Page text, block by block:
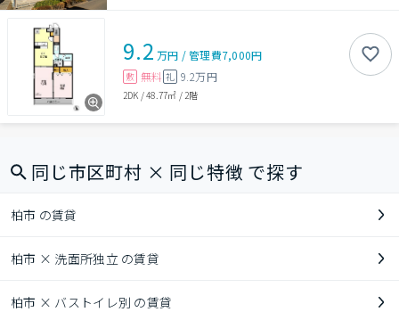
9.2 万円 /管理費7,000円
敷 無料 礼 9.2万円
2DK /48.77㎡ / 2階
同じ市区町村 × 同じ特徴 で探す
柏市 の賃貸
柏市 × 洗面所独立 の賃貸
柏市 × バストイレ別 の賃貸